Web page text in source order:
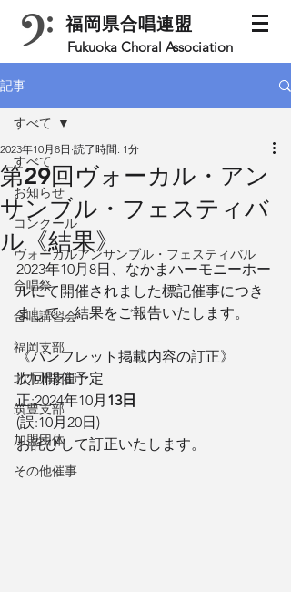
福岡県合唱連盟
Fukuoka Choral Association
記事
すべて
お知らせ
コンクール
ヴォーカルアンサンブル・フェスティバル
合唱祭
合唱講習会
福岡支部
北九州支部
筑豊支部
加盟団体
その他催事
すべて
第29回ヴォーカル・アン
サンブル・フェスティバ
ル《結果》
2023年10月8日 読了時間: 1分
2023年10月8日、なかまハーモニーホー
ルにて開催されました標記催事につき
まして、結果をご報告いたします。
《パンフレット掲載内容の訂正》
次回開催予定
正:2024年10月 13日
(誤:10月20日)
お詫びして訂正いたします。